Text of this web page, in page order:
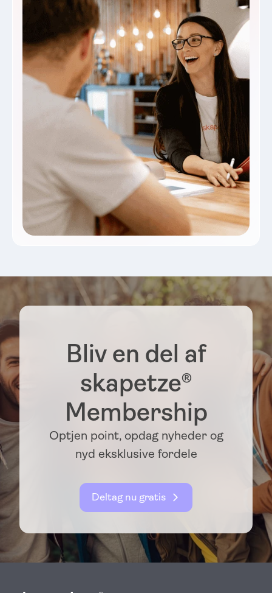
Med skapetze® Vi tilbyder et stort udvalg af dæmpbare
lyskilder. Udnyt de forskellige dæmpningsteknologier,
og udstyr dit hjem med fleksibel belysning. Hvis du har
spørgsmål, vil vores team med glæde hjælpe dig.
Bliv en del af
skapetze®
Membership
Optjen point, opdag nyheder og
nyd eksklusive fordele
Deltag nu gratis